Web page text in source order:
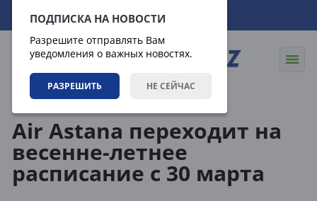
ПОДПИСКА НА НОВОСТИ
Разрешите отправлять Вам
уведомления о важных новостях.
РАЗРЕШИТЬ НЕ СЕЙЧАС
10.08.2026 15:19:23
Air Astana переходит на
весенне-летнее
расписание с 30 марта